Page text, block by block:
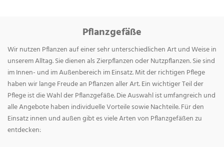
Pflanzgefäße
Wir nutzen Pflanzen auf einer sehr unterschiedlichen Art und Weise in
unserem Alltag. Sie dienen als Zierpflanzen oder Nutzpflanzen. Sie sind
im Innen- und im Außenbereich im Einsatz. Mit der richtigen Pflege
haben wir lange Freude an Pflanzen aller Art. Ein wichtiger Teil der
Pflege ist die Wahl der Pflanzgefäße. Die Auswahl ist umfangreich und
alle Angebote haben individuelle Vorteile sowie Nachteile. Für den
Einsatz innen und außen gibt es viele Arten von Pflanzgefäßen zu
entdecken: